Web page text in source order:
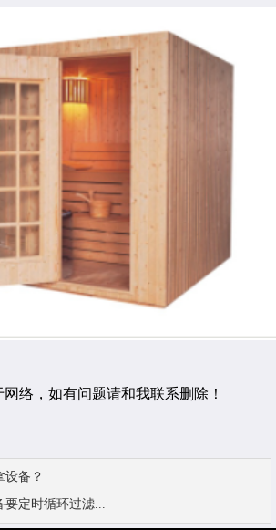
络，如有问题请和我联系删除！
设备？
定时循环过滤...